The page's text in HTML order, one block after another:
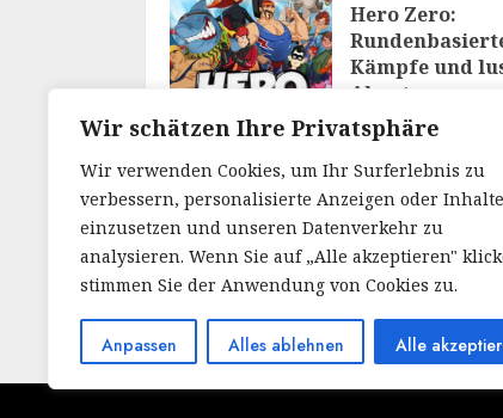
Wir schätzen Ihre Privatsphäre
Wir verwenden Cookies, um Ihr Surferlebnis zu
verbessern, personalisierte Anzeigen oder Inhalte
einzusetzen und unseren Datenverkehr zu
analysieren. Wenn Sie auf „Alle akzeptieren"
stimmen Sie der Anwendung von Cookies zu.
Anpassen Alles ablehnen Alle
Hero Zero:
Kämpfe und
Abenteuer
28/02/2026
Meine Reise
Welt von
Ein Blick auf
legendäre